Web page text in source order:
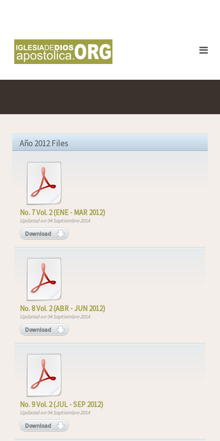
Año 2012 Files
No. 7 Vol. 2 (ENE - MAR 2012)
Updated on 04 Septiembre 2014
Download
No. 8 Vol. 2 (ABR - JUN 2012)
Updated on 04 Septiembre 2014
Download
No. 9 Vol. 2 (JUL - SEP 2012)
Updated on 04 Septiembre 2014
Download